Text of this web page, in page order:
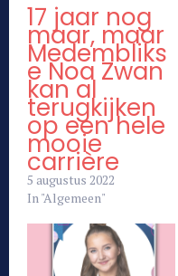
17 jaar nog
maar, maar
Medembliks
e Noa Zwan
kan al
terugkijken
op een hele
mooie
carrière
5 augustus 2022
In "Algemeen"